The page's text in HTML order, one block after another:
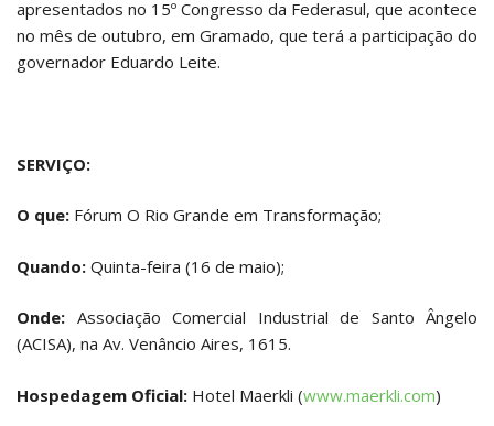
apresentados no 15º Congresso da Federasul, que acontece
no mês de outubro, em Gramado, que terá a participação do
governador Eduardo Leite.
SERVIÇO:
O que: Fórum O Rio Grande em Transformação;
Quando: Quinta-feira (16 de maio);
Onde: Associação Comercial Industrial de Santo Ângelo
(ACISA), na Av. Venâncio Aires, 1615.
Hospedagem Oficial: Hotel Maerkli (www.maerkli.com)